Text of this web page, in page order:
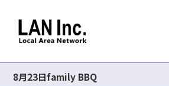
8月23日family BBQ